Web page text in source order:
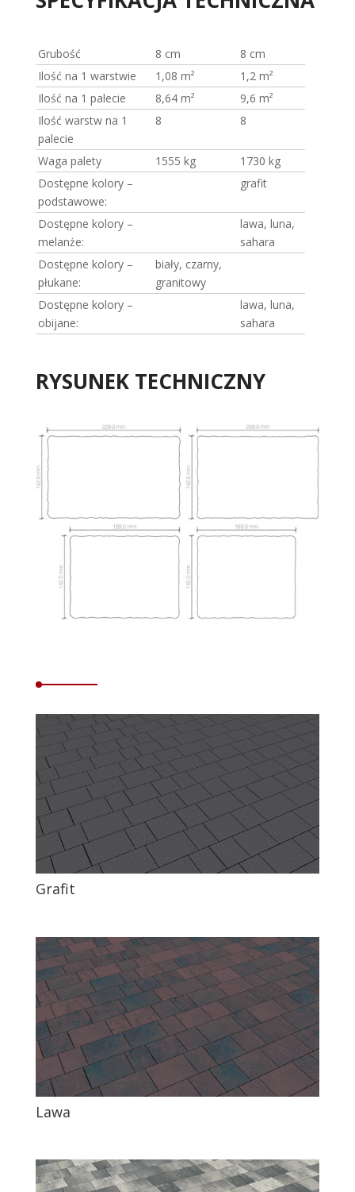
Grubość 8 cm
8 cm
Ilość na 1 warstwie
1,08 m²
1,2 m²
Ilość na 1 palecie
8,64 m²
9,6 m²
Ilość warstw na 1
palecie
8 8
Waga palety 1555 kg
1730 kg
Dostępne kolory –
podstawowe:
grafit
Dostępne kolory –
melanże:
lawa, luna,
sahara
Dostępne kolory –
płukane:
biały, czarny,
granitowy
Dostępne kolory –
obijane:
lawa, luna,
sahara
RYSUNEK TECHNICZNY
Grafit
Lawa